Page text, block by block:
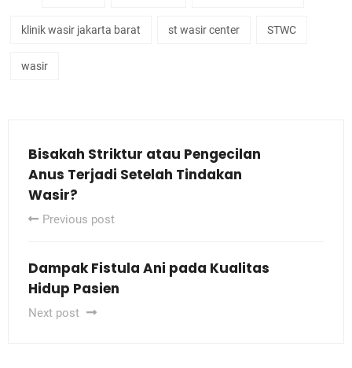
klinik wasir jakarta barat st wasir center STWC
wasir
Bisakah Striktur atau Pengecilan
Anus Terjadi Setelah Tindakan
Wasir?
Previous post
Dampak Fistula Ani pada Kualitas
Hidup Pasien
Next post